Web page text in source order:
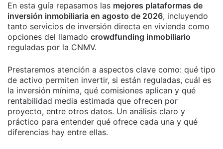
En esta guía repasamos las mejores plataformas de
inversión inmobiliaria en agosto de 2026, incluyendo
tanto servicios de inversión directa en vivienda como
opciones del llamado crowdfunding inmobiliario
reguladas por la CNMV.
Prestaremos atención a aspectos clave como: qué tipo
de activo permiten invertir, si están reguladas, cuál es
la inversión mínima, qué comisiones aplican y qué
rentabilidad media estimada que ofrecen por
proyecto, entre otros datos. Un análisis claro y
práctico para entender qué ofrece cada una y qué
diferencias hay entre ellas.